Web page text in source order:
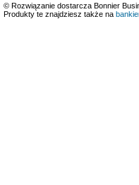
© Rozwiązanie dostarcza Bonnier
Produkty te znajdziesz także na